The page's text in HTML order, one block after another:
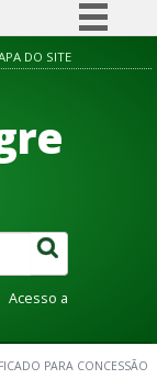
informação
DO SITE
Acesso a
PARA CONCESSÃO